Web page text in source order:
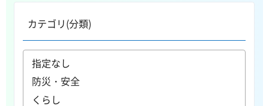
カテゴリ(分類)